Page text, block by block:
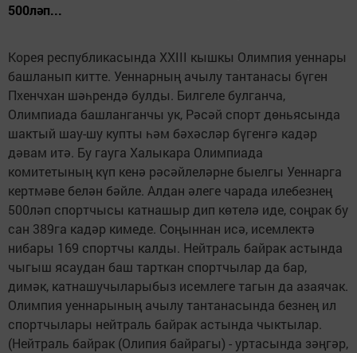
500ләп...
Корея республикасында XXIII кышкы Олимпия уеннары
башланып китте. Уеннарның ачылу тантанасы бүген
Пхенчхан шәһрендә булды. Билгеле булганча,
Олимпиада башланганчы ук, Рәсәй спорт дөньясында
шактый шау-шу купты һәм бәхәсләр бүгенгә кадәр
дәвам итә. Бу гауга Халыкара Олимпиада
комитетының күп кенә рәсәйлеләрне быелгы Уеннарга
кертмәве белән бәйле. Алдан әлеге чарада илебезнең
500ләп спортчысы катнашыр дип көтелә иде, соңрак бу
сан 389га кадәр кимеде. Соңыннан исә, исемлектә
нибары 169 спортчы калды. Нейтраль байрак астында
чыгыш ясаудан баш тарткан спортчылар да бар,
димәк, катнашучыларыбыз исемлеге тагын да азаячак.
Олимпия уеннарының ачылу тантанасында безнең ил
спортчылары нейтраль байрак астында чыктылар.
(Нейтраль байрак (Олипия байрагы) - уртасында зәңгәр,